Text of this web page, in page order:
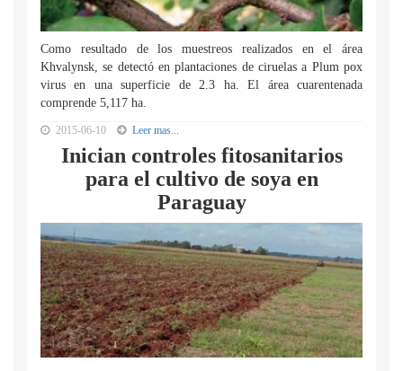
Como resultado de los muestreos realizados en el área
Khvalynsk, se detectó en plantaciones de ciruelas a Plum pox
virus en una superficie de 2.3 ha. El área cuarentenada
comprende 5,117 ha.
2015-06-10 Leer mas...
Inician controles fitosanitarios
para el cultivo de soya en
Paraguay